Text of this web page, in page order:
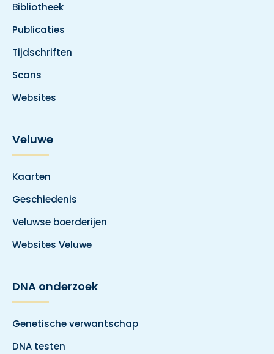
Bibliotheek
Publicaties
Tijdschriften
Scans
Websites
Veluwe
Kaarten
Geschiedenis
Veluwse boerderijen
Websites Veluwe
DNA onderzoek
Genetische verwantschap
DNA testen